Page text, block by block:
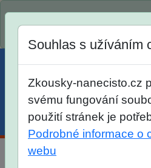
Menu Účet Košík
Souhlas s užíváním
Zkousky-nanecisto.cz
svému fungování
použití stránek je
Podrobné informace o
webu